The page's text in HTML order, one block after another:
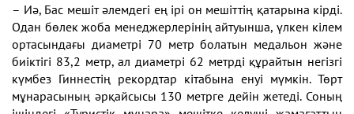
– Иә, Бас мешіт әлемдегі ең ірі он мешіттің қатарына кірді.
Одан бөлек жоба менеджерлерінің айтуынша, үлкен кілем
ортасындағы диаметрі 70 метр болатын медальон және
биіктігі 83,2 метр, ал диаметрі 62 метрді құрайтын негізгі
күмбез Гиннестің рекордтар кітабына енуі мүмкін. Төрт
мұнарасының әрқайсысы 130 метрге дейін жетеді. Соның